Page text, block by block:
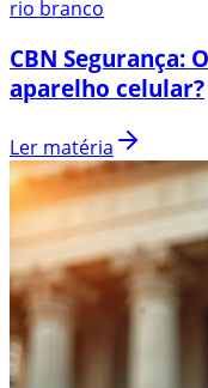
rio branco
CBN Segurança:
aparelho celular?
Ler matéria